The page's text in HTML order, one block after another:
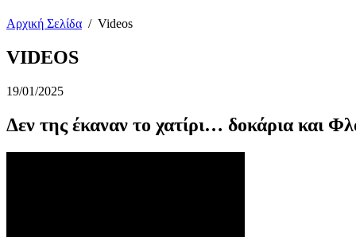
Αρχική Σελίδα / Videos
VIDEOS
19/01/2025
Δεν της έκαναν το χατίρι… δοκάρια και